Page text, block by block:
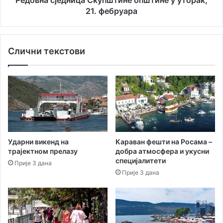
21. фебруара
Слични текстови
Ударни викенд на
трајектном прелазу
Прије 3 дана
Караван фешти на Росама –
добра атмосфера и укусни
специјалитети
Прије 3 дана